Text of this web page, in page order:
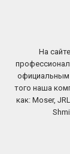
На
официальным
того наша
как: Moser,